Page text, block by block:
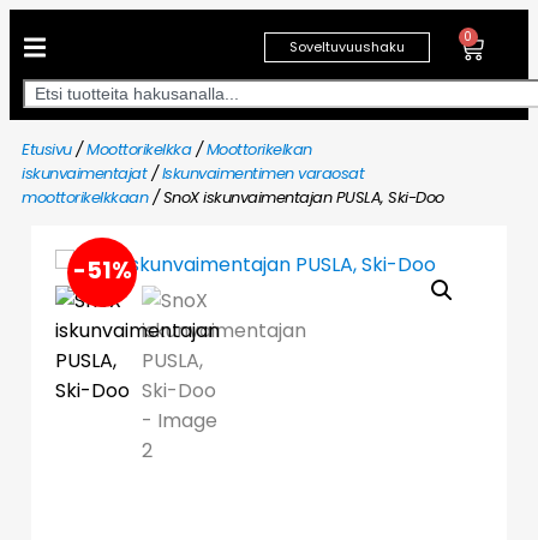
Soveltuvuushaku
0
Etusivu/Moottorikelkka/Moottorikelkan
iskunvaimentajat/Iskunvaimentimen varaosat
moottorikelkkaan/ SnoX iskunvaimentajan PUSLA, Ski-Doo
-51%